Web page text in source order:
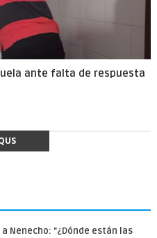
ante falta de respuesta
Nenecho: "¿Dónde están las